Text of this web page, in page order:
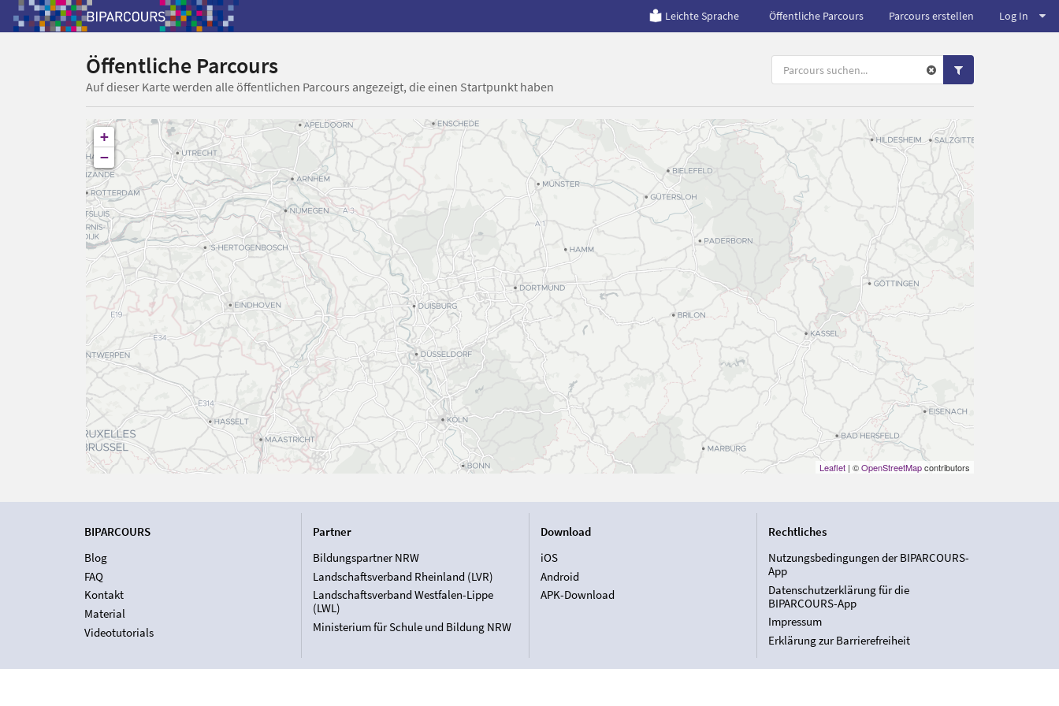
Leichte Sprache Öffentliche Parcours Parcours erstellen Log In
Öffentliche Parcours
Auf dieser Karte werden alle öffentlichen Parcours angezeigt, die einen Startpunkt haben
+
−
Leaflet| ©OpenStreetMapcontributors
BIPARCOURS
Blog
FAQ
Kontakt
Material
Videotutorials
Partner
Bildungspartner NRW
Landschaftsverband Rheinland (LVR)
Landschaftsverband Westfalen-Lippe
(LWL)
Ministerium für Schule und Bildung NRW
Download
iOS
Android
APK-Download
Rechtliches
Nutzungsbedingungen der BIPARCOURS-
App
Datenschutzerklärung für die
BIPARCOURS-App
Impressum
Erklärung zur Barrierefreiheit